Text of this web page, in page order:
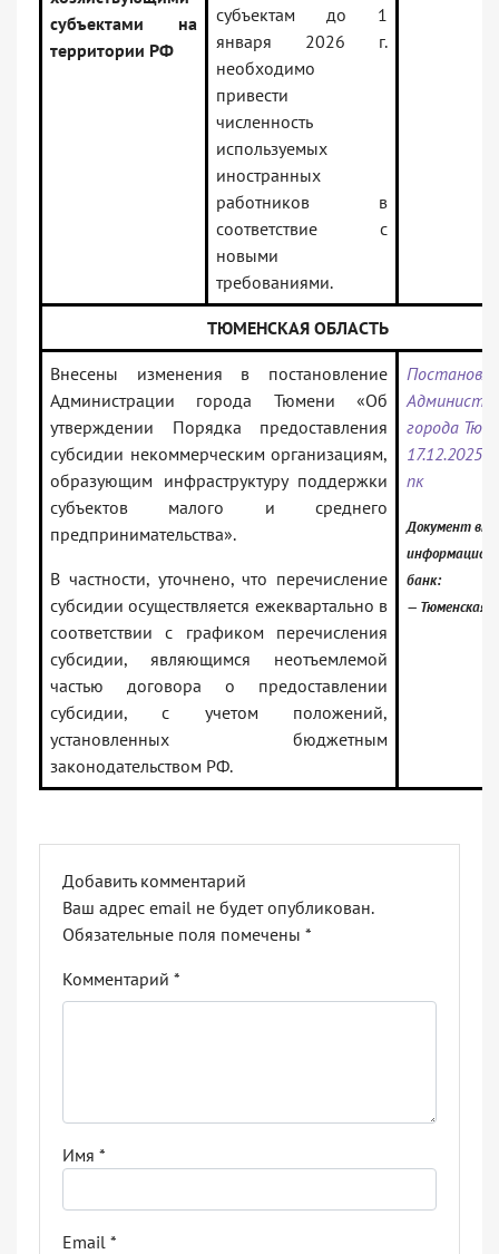
субъектами на
территории РФ
субъектам до 1
января 2026 г.
необходимо
привести
численность
используемых
иностранных
работников в
соответствие с
новыми
требованиями.
ТЮМЕНСКАЯ ОБЛАСТЬ
Внесены изменения в постановление
Администрации города Тюмени «Об
утверждении Порядка предоставления
субсидии некоммерческим организациям,
образующим инфраструктуру поддержки
субъектов малого и среднего
предпринимательства».
В частности, уточнено, что перечисление
субсидии осуществляется ежеквартально в
соответствии с графиком перечисления
субсидии, являющимся неотъемлемой
частью договора о предоставлении
субсидии, с учетом положений,
установленных бюджетным
законодательством РФ.
города
17.12.2025
пк
Документ
банк:
— Тюменская
Добавить комментарий
Ваш адрес email не будет опубликован.
Обязательные поля помечены *
Комментарий *
Имя *
Email *